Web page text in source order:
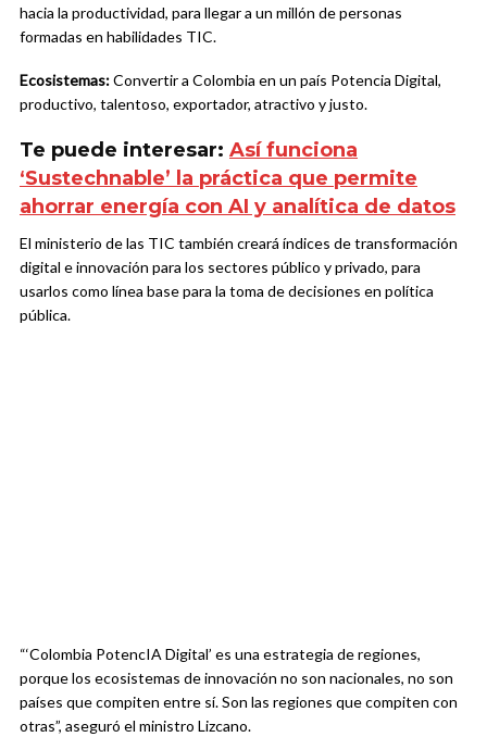
hacia la productividad, para llegar a un millón de personas
formadas en habilidades TIC.
Ecosistemas:Convertir a Colombia en un país Potencia Digital,
productivo, talentoso, exportador, atractivo y justo.
Te puede interesar: Así funciona
‘Sustechnable’ la práctica que permite
ahorrar energía con AI y analítica de datos
El ministerio de las TIC también creará índices de transformación
digital e innovación para los sectores público y privado, para
usarlos como línea base para la toma de decisiones en política
pública.
“‘Colombia PotencIA Digital’ es una estrategia de regiones,
porque los ecosistemas de innovación no son nacionales, no son
países que compiten entre sí. Son las regiones que compiten con
otras”, aseguró el ministro Lizcano.